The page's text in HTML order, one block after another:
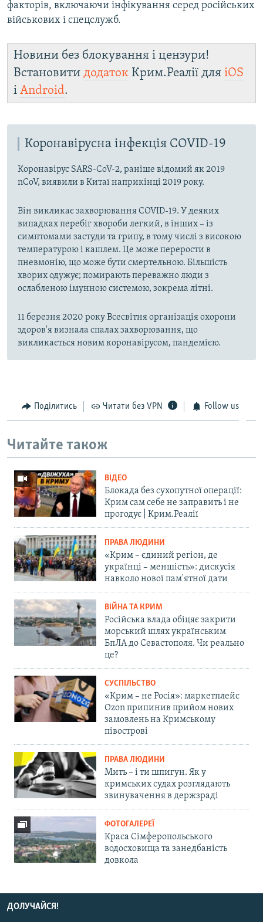
факторів, включаючи інфікування серед російських
військових і спецслужб.
Новини без блокування і цензури!
Встановити додаток Крим.Реалії для iOS
і Android.
Коронавірусна інфекція COVID-19
Коронавірус SARS-CoV-2, раніше відомий як 2019
nCoV, виявили в Китаї наприкінці 2019 року.
Він викликає захворювання COVID-19. У деяких
випадках перебіг хвороби легкий, в інших – із
симптомами застуди та грипу, в тому числі з високою
температурою і кашлем. Це може перерости в
пневмонію, що може бути смертельною. Більшість
хворих одужує; помирають переважно люди з
ослабленою імунною системою, зокрема літні.
11 березня 2020 року Всесвітня організація охорони
здоров'я визнала спалах захворювання, що
викликається новим коронавірусом, пандемією.
Поділитись Читати без VPN Follow us
Читайте також
ВІДЕО
Блокада без сухопутної операції:
Крим сам себе не заправить і не
прогодує | Крим.Реалії
ПРАВА ЛЮДИНИ
«Крим – єдиний регіон, де
українці – меншість»: дискусія
навколо нової пам'ятної дати
ВІЙНА ТА КРИМ
Російська влада обіцяє закрити
морський шлях українським
БпЛА до Севастополя. Чи реально
це?
СУСПІЛЬСТВО
«Крим – не Росія»: маркетплейс
Ozon припинив прийом нових
замовлень на Кримському
півострові
ПРАВА ЛЮДИНИ
Мить – і ти шпигун. Як у
кримських судах розглядають
звинувачення в держзраді
ФОТОГАЛЕРЕЇ
Краса Сімферопольського
водосховища та занедбаність
довкола
ДОЛУЧАЙСЯ!